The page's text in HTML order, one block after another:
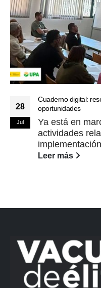
28
Jul
Cuaderno digital:
oportunidades
Ya está en
actividades
Leer más